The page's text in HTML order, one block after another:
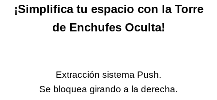
¡Simplifica tu espacio con la Torre
de Enchufes Oculta!
Extracción sistema Push.
Se bloquea girando a la derecha.